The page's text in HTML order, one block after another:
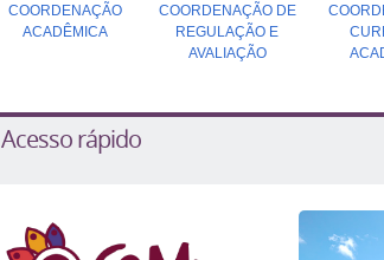
COORDENAÇÃO
ACADÊMICA
COORDENAÇÃO DE
REGULAÇÃO E
AVALIAÇÃO
Acesso rápido